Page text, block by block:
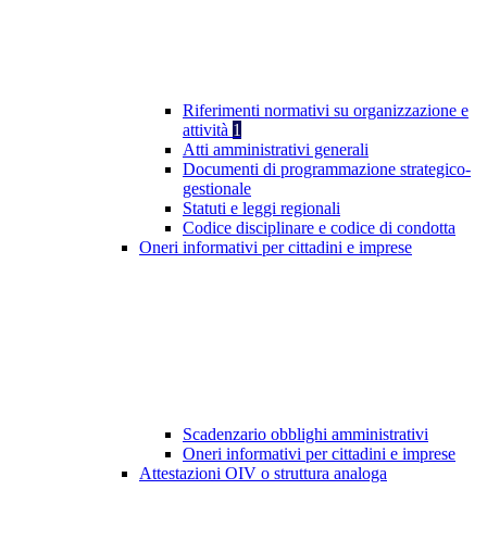
Riferimenti normativi su organizzazione e
attività 1
Atti amministrativi generali
Documenti di programmazione strategico-
gestionale
Statuti e leggi regionali
Codice disciplinare e codice di condotta
Oneri informativi per cittadini e imprese
Scadenzario obblighi amministrativi
Oneri informativi per cittadini e imprese
Attestazioni OIV o struttura analoga